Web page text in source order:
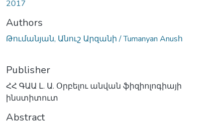
2017
Authors
Թումանյան, Անուշ Արզանի / Tumanyan Anusհ
Publisher
ՀՀ ԳԱԱ Լ. Ա. Օրբելու անվան ֆիզիոլոգիայի
ինստիտուտ
Abstract